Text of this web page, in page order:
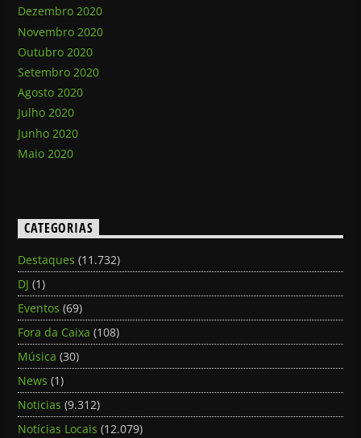
Dezembro 2020
Novembro 2020
Outubro 2020
Setembro 2020
Agosto 2020
Julho 2020
Junho 2020
Maio 2020
CATEGORIAS
Destaques (11.732)
DJ (1)
Eventos (69)
Fora da Caixa (108)
Música (30)
News (1)
Noticias (9.312)
Notícias Locais (12.079)